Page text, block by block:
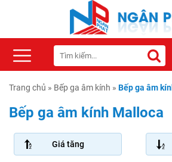
Trang chủ » Bếp ga âm kính » Bếp ga âm
Bếp ga âm kính Malloca
Giá tăng